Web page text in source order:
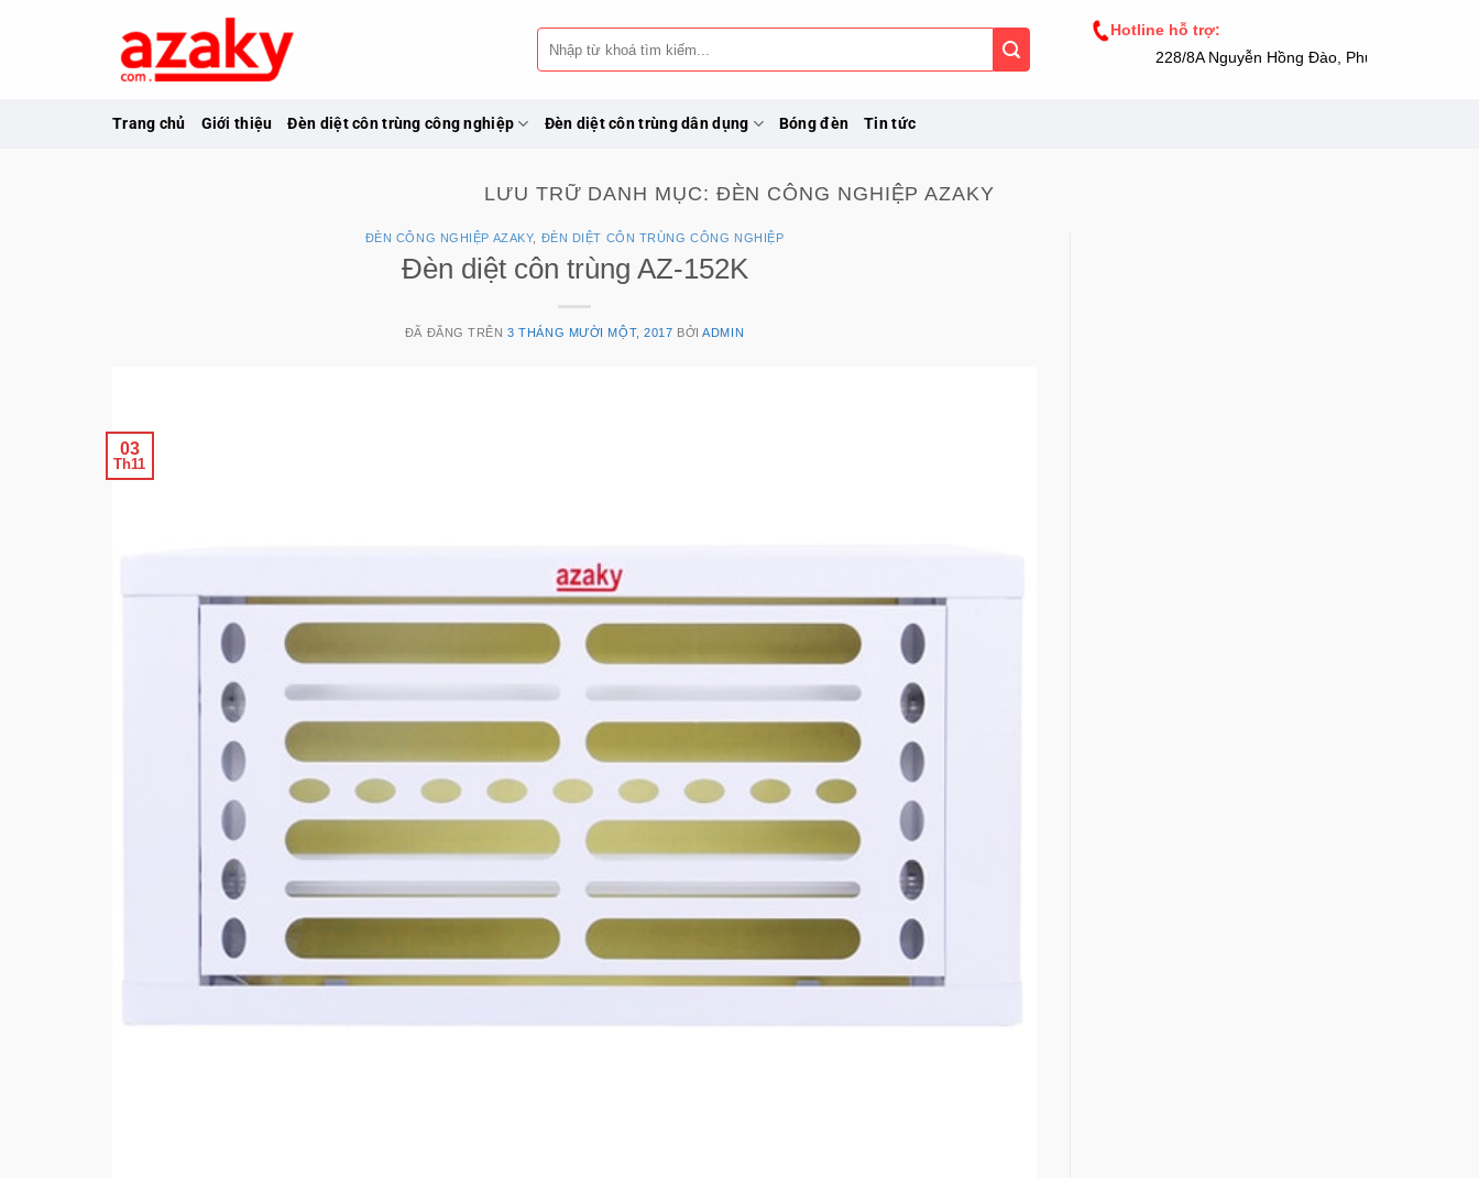
Tìm
kiếm:
Hotline hỗ trợ:
228/8A Nguyễn Hồng Đào, Phường 14, Tân Bình,
Trang chủ Giới thiệu Đèn diệt côn trùng công nghiệp Đèn diệt côn trùng dân dụng Bóng đèn Tin tức
LƯU TRỮ DANH MỤC: ĐÈN CÔNG NGHIỆP AZAKY
ĐÈN CÔNG NGHIỆP AZAKY, ĐÈN DIỆT CÔN TRÙNG CÔNG NGHIỆP
Đèn diệt côn trùng AZ-152K
ĐÃ ĐĂNG TRÊN3 THÁNG MƯỜI MỘT, 2017 BỞIADMIN
03
Th11